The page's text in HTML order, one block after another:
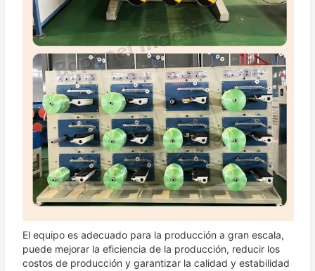
El equipo es adecuado para la producción a gran escala,
puede mejorar la eficiencia de la producción, reducir los
costos de producción y garantizar la calidad y estabilidad